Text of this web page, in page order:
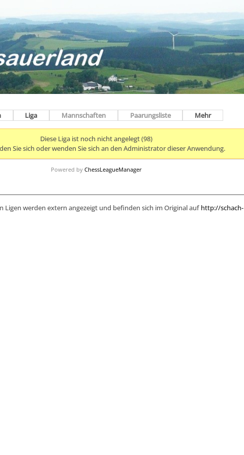
Liga Mannschaften Paarungsliste Mehr
Diese Liga ist noch nicht angelegt (98)
Sie sich oder wenden Sie sich an den Administrator dieser Anwendung.
Powered by ChessLeagueManager
Ligen werden extern angezeigt und befinden sich im Original auf http://schach-